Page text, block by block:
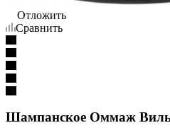
Отложить
Сравнить
Шампанское Оммаж